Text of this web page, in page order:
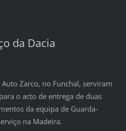
da Dacia
Zarco, no Funchal, serviram
o acto de entrega de duas
da equipa de Guarda-
na Madeira.